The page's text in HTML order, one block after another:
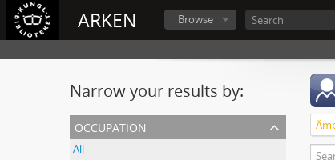
ARKEN Browse
Narrow your results by:
occupation
All